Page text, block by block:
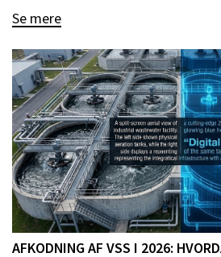
Se mere
AFKODNING AF VSS I 2026: